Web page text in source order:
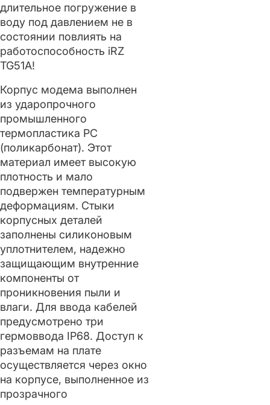
длительное погружение в
воду под давлением не в
состоянии повлиять на
работоспособность iRZ
TG51A!
Корпус модема выполнен
из ударопрочного
промышленного
термопластика РС
(поликарбонат). Этот
материал имеет высокую
плотность и мало
подвержен температурным
деформациям. Стыки
корпусных деталей
заполнены силиконовым
уплотнителем, надежно
защищающим внутренние
компоненты от
проникновения пыли и
влаги. Для ввода кабелей
предусмотрено три
гермоввода IP68. Доступ к
разъемам на плате
осуществляется через окно
на корпусе, выполненное из
прозрачного